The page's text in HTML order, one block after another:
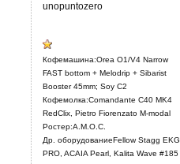
unopuntozero
Кофемашина:Orea O1/V4 Narrow
FAST bottom + Melodrip + Sibarist
Booster 45mm; Soy C2
Кофемолка:Comandante C40 MK4
RedClix, Pietro Fiorenzato M-modal
Ростер:A.M.O.C.
Др. оборудованиеFellow Stagg EKG
PRO, ACAIA Pearl, Kalita Wave #185